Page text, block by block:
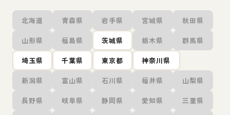
北海道 青森県 岩手県 宮城県 秋田県
山形県 福島県 茨城県 栃木県 群馬県
埼玉県 千葉県 東京都 神奈川県
新潟県 富山県 石川県 福井県 山梨県
長野県 岐阜県 静岡県 愛知県 三重県